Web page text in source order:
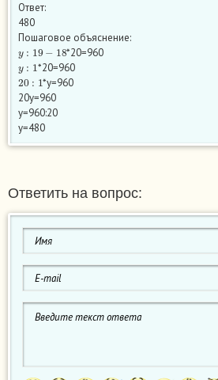
Ответ:
480
Пошаговое объяснение:
19 −18 *20=960
y *20=960
20
*y=960
20y=960
y=960:20
y=480
Ответить на вопрос: